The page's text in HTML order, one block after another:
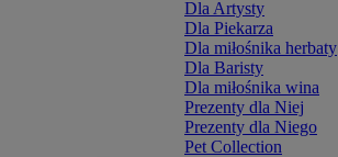
Dla Artysty
Dla Piekarza
Dla miłośnika herbaty
Dla Baristy
Dla miłośnika wina
Prezenty dla Niej
Prezenty dla Niego
Pet Collection